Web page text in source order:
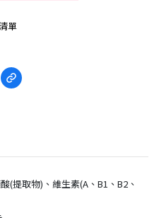
單
(提取物)、維生素(A、B1、B2、